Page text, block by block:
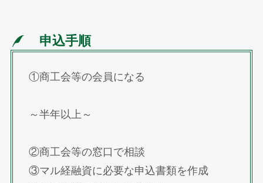
申込手順
①商工会等の会員になる
～半年以上～
②商工会等の窓口で相談
③マル経融資に必要な申込書類を作成